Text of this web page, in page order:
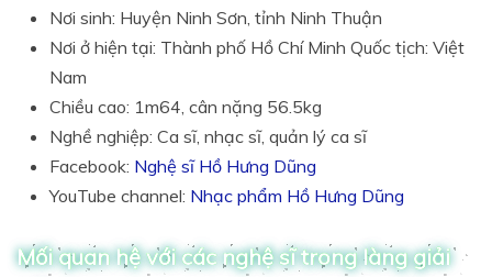
Nơi sinh: Huyện Ninh Sơn, tỉnh Ninh Thuận
Nơi ở hiện tại: Thành phố Hồ Chí Minh Quốc tịch: Việt
Nam
Chiều cao: 1m64, cân nặng 56.5kg
Nghề nghiệp: Ca sĩ, nhạc sĩ, quản lý ca sĩ
Facebook: Nghệ sĩ Hồ Hưng Dũng
YouTube channel: Nhạc phẩm Hồ Hưng Dũng
Mối quan hệ với các nghệ sĩ trong làng giải